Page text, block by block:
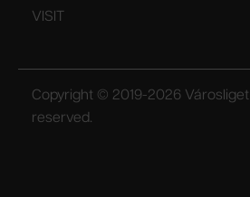
VISIT
Copyright © 2019-2026
reserved.